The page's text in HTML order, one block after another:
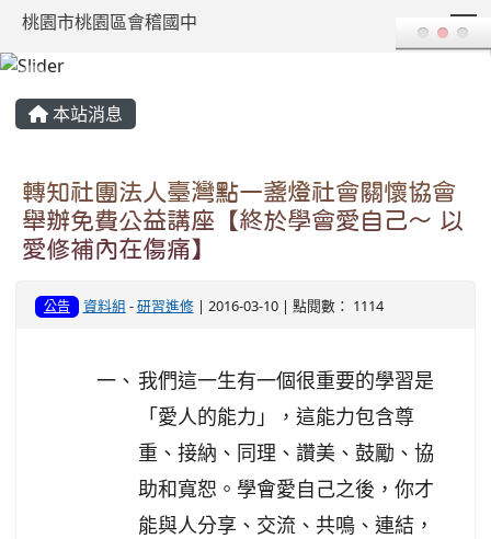
桃園市桃園區會稽國中
本站消息
轉知社團法人臺灣點一盞燈社會關懷協會
舉辦免費公益講座【終於學會愛自己～ 以
愛修補內在傷痛】
公告 資料組 -研習進修| 2016-03-10 | 點閱數： 1114
一、 我們這一生有一個很重要的學習是
「愛人的能力」，這能力包含尊
重、接納、同理、讚美、鼓勵、協
助和寬恕。學會愛自己之後，你才
能與人分享、交流、共鳴、連結，